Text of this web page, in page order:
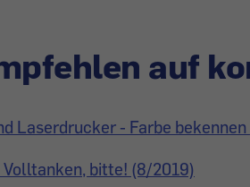
auf
Laserdrucker - Farbe
bitte! (8/2019)